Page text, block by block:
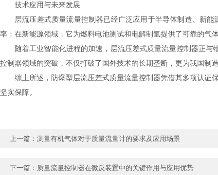
技术应用与未来发展
层流压差式质量流量控制器已经广泛应用于半导体制造、新
率；在新能源领域，它为燃料电池测试和电解制氢提供了可靠的
随着工业智能化进程的加速，层流压差式质量流量控制器正
控制器领域的突破，不仅打破了国外技术的长期垄断，更为我国制
综上所述，防爆型层流压差式质量流量控制器凭借其多项认证
坚实保障。
上一篇： 测量有机气体对于质量流量计的要求及应用场景
下一篇： 质量流量控制器在微反装置中的关键作用与应用优势